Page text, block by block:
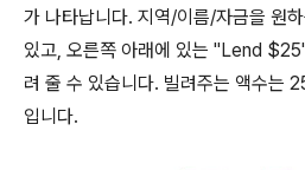
가 나타납니다. 지역/이름/자금을 원
있고, 오른쪽 아래에 있는 "Lend
려 줄 수 있습니다. 빌려주는 액수는
입니다.